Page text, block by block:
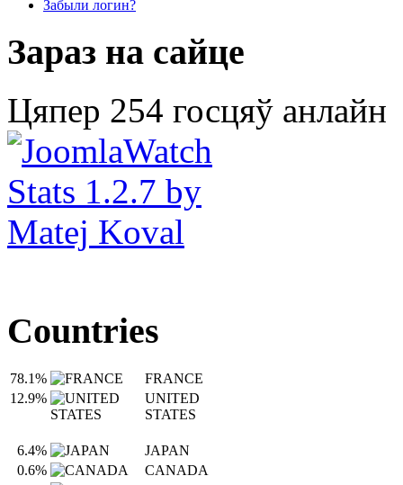
Забыли логин?
Зараз на сайце
Цяпер 254 госцяў анлайн
Countries
78.1%
FRANCE
12.9%
UNITED
STATES
6.4%
JAPAN
0.6%
CANADA